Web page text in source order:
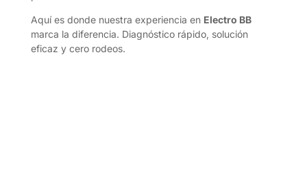
Aquí es donde nuestra experiencia en Electro BB
marca la diferencia. Diagnóstico rápido, solución
eficaz y cero rodeos.